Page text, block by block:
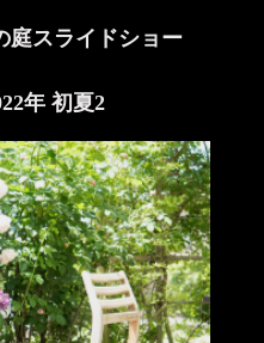
庭スライドショー
年 初夏2